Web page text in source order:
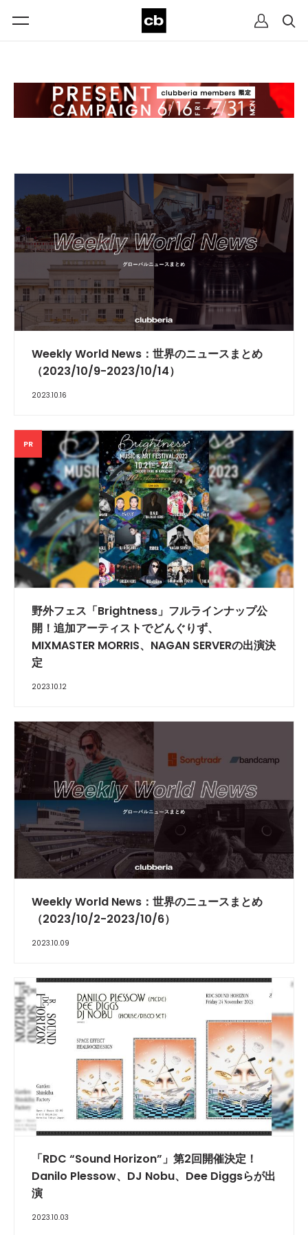
Weekly World News：世界のニュースまとめ
（2023/10/9-2023/10/14）
2023.10.16
PR
野外フェス「Brightness」フルラインナップ公
開！追加アーティストでどんぐりず、
MIXMASTER MORRIS、NAGAN SERVERの出演決
定
2023.10.12
Weekly World News：世界のニュースまとめ
（2023/10/2-2023/10/6）
2023.10.09
「RDC “Sound Horizon”」第2回開催決定！
Danilo Plessow、DJ Nobu、Dee Diggsらが出
演
2023.10.03